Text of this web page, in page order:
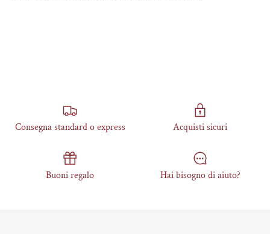
Consegna standard o express Acquisti sicuri
Buoni regalo Hai bisogno di aiuto?